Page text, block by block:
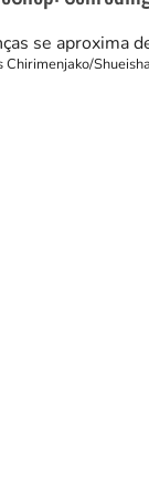
Chirimenjako/